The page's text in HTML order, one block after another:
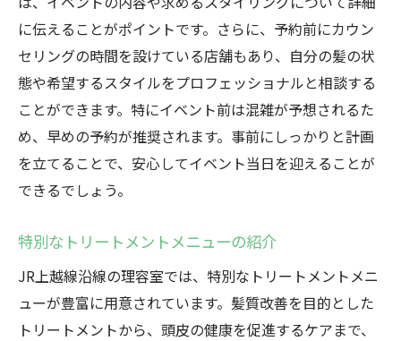
に伝えることがポイントです。さらに、予約前にカウン
セリングの時間を設けている店舗もあり、自分の髪の状
態や希望するスタイルをプロフェッショナルと相談する
ことができます。特にイベント前は混雑が予想されるた
め、早めの予約が推奨されます。事前にしっかりと計画
を立てることで、安心してイベント当日を迎えることが
できるでしょう。
特別なトリートメントメニューの紹介
JR上越線沿線の理容室では、特別なトリートメントメニ
ューが豊富に用意されています。髪質改善を目的とした
トリートメントから、頭皮の健康を促進するケアまで、